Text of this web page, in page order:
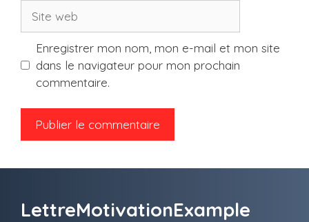
web
Enregistrer mon nom, mon e-mail et mon site
dans le navigateur pour mon prochain
commentaire.
LettreMotivationExample